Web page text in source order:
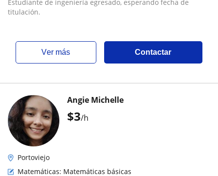
Estudiante de ingeniería egresado, esperando fecha de
titulación.
ver más Contactar
$3/h
Angie Michelle
Portoviejo
Matemáticas: Matemáticas básicas